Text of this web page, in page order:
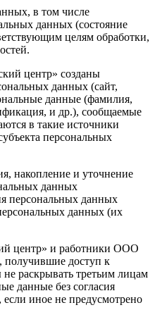
в том числе
данных (состояние
целям обработки,
центр» созданы
данных (сайт,
данные (фамилия,
и др.), сообщаемые
в такие источники
персональных
накопление и уточнение
данных
персональных данных
данных (их
центр» и работники ООО
доступ к
раскрывать третьим лицам
данные без согласия
иное не предусмотрено